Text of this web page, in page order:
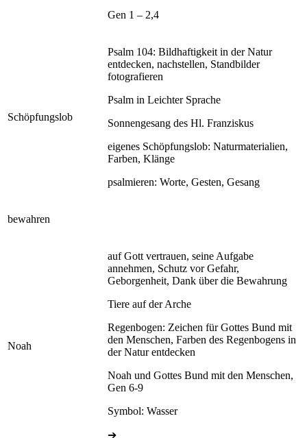
Gen 1 – 2,4
Schöpfungslob
Psalm 104: Bildhaftigkeit in der Natur
entdecken, nachstellen, Standbilder
fotografieren
Psalm in Leichter Sprache
Sonnengesang des Hl. Franziskus
eigenes Schöpfungslob: Naturmaterialien,
Farben, Klänge
psalmieren: Worte, Gesten, Gesang
bewahren
Noah
auf Gott vertrauen, seine Aufgabe
annehmen, Schutz vor Gefahr,
Geborgenheit, Dank über die Bewahrung
Tiere auf der Arche
Regenbogen: Zeichen für Gottes Bund mit
den Menschen, Farben des Regenbogens in
der Natur entdecken
Noah und Gottes Bund mit den Menschen,
Gen 6-9
Symbol: Wasser
➔